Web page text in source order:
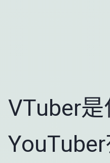
VTuber